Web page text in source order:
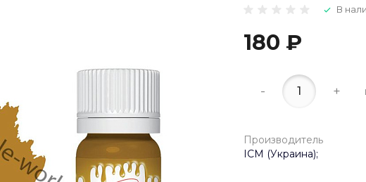
В
180 ₽
- +
Производитель
ICM (Украина);